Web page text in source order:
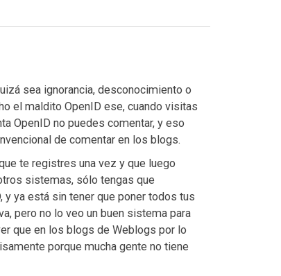
sea ignorancia, desconocimiento o
el maldito OpenID ese, cuando visitas
OpenID no puedes comentar, y eso
de comentar en los blogs.
te registres una vez y que luego
sistemas, sólo tengas que
y ya está sin tener que poner todos tus
pero no lo veo un buen sistema para
que en los blogs de Weblogs por lo
porque mucha gente no tiene